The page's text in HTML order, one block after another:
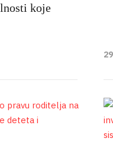
koje